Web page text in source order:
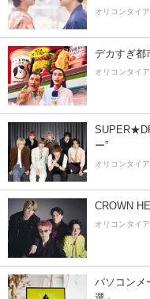
オリコンタイ
デカすぎ都
オリコンタイ
ー”
オリコンタイ
CROWN
オリコンタイ
パソコンメ